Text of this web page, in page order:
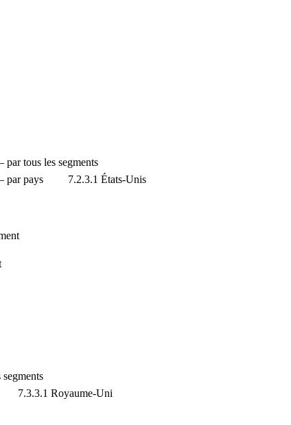
tous les segments
– par pays 7.2.3.1 États-Unis
7.3.3.1 Royaume-Uni